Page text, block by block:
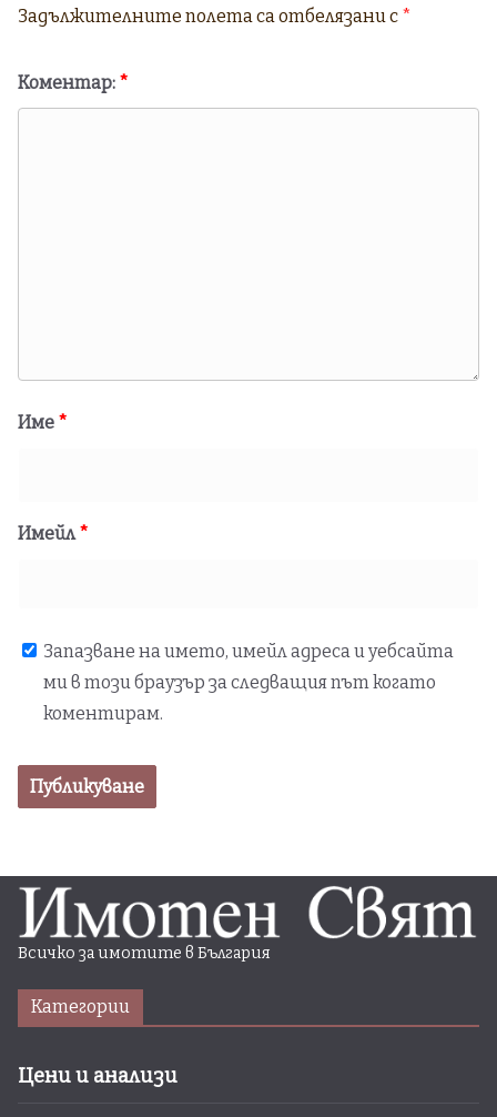
Задължителните полета са отбелязани с *
Коментар: *
Име *
Имейл*
Запазване на името, имейл адреса и уебсайта
ми в този браузър за следващия път когато
коментирам.
Всичко за имотите в България
Категории
Цени и анализи